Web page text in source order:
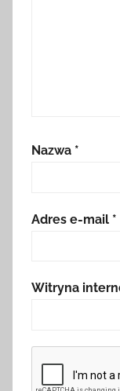
Nazwa *
Adres e-mail *
Witryna